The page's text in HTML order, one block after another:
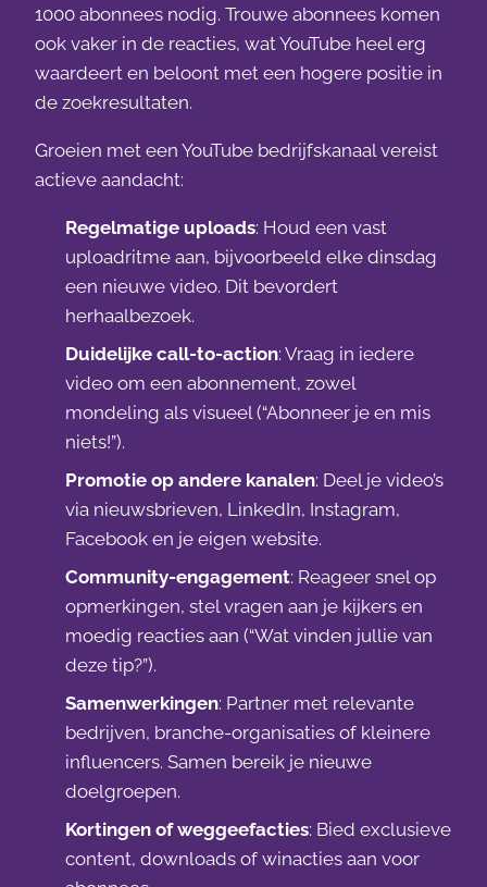
1000 abonnees nodig. Trouwe abonnees komen
ook vaker in de reacties, wat YouTube heel erg
waardeert en beloont met een hogere positie in
de zoekresultaten.
Groeien met een YouTube bedrijfskanaal vereist
actieve aandacht:
Regelmatige uploads: Houd een vast
uploadritme aan, bijvoorbeeld elke dinsdag
een nieuwe video. Dit bevordert
herhaalbezoek.
Duidelijke call-to-action: Vraag in iedere
video om een abonnement, zowel
mondeling als visueel (“Abonneer je en mis
niets!”).
Promotie op andere kanalen: Deel je video’s
via nieuwsbrieven, LinkedIn, Instagram,
Facebook en je eigen website.
Community-engagement: Reageer snel op
opmerkingen, stel vragen aan je kijkers en
moedig reacties aan (“Wat vinden jullie van
deze tip?”).
Samenwerkingen: Partner met relevante
bedrijven, branche-organisaties of kleinere
influencers. Samen bereik je nieuwe
doelgroepen.
Kortingen of weggeefacties: Bied exclusieve
content, downloads of winacties aan voor